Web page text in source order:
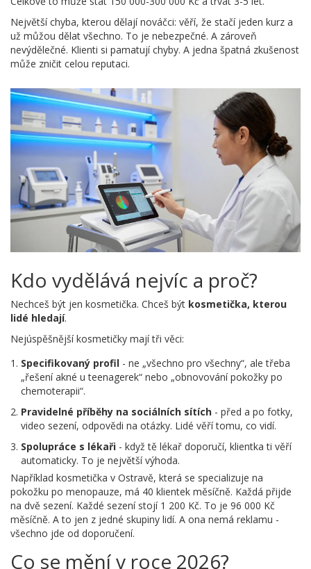
Největší chyba, kterou dělají nováčci: věří, že stačí jeden kurz a
už můžou dělat všechno. To je nebezpečné. A zároveň
nevýdělečné. Klienti si pamatují chyby. A jedna špatná zkušenost
může zničit celou reputaci.
Kdo vydělává nejvíc a proč?
Nechceš být jen kosmetička. Chceš být kosmetička, kterou
lidé hledají.
Nejúspěšnější kosmetičky mají tři věci:
Specifikovaný profil - ne „všechno pro všechny“, ale třeba
„řešení akné u teenagerek“ nebo „obnovování pokožky po
chemoterapii“.
Pravidelné příběhy na sociálních sítích - před a po fotky,
video sezení, odpovědi na otázky. Lidé věří tomu, co vidí.
Spolupráce s lékaři - když tě lékař doporučí, klientka ti věří
automaticky. To je největší výhoda.
Například kosmetička v Ostravě, která se specializuje na
pokožku po menopauze, má 40 klientek měsíčně. Každá přijde
na dvě sezení. Každé sezení stojí 1 200 Kč. To je 96 000 Kč
měsíčně. A to jen z jedné skupiny lidí. A ona nemá reklamu -
všechno jde od doporučení.
Co se mění v roce 2026?